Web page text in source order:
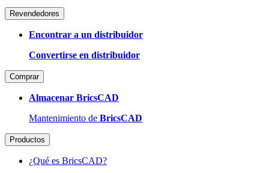
Revendedores
Encontrar a un distribuidor
Convertirse en distribuidor
Comprar
Almacenar BricsCAD
Mantenimiento de BricsCAD
Productos
¿Qué es BricsCAD?